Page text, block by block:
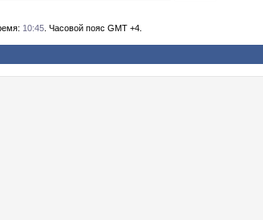
10:45 . Часовой пояс GMT +4.